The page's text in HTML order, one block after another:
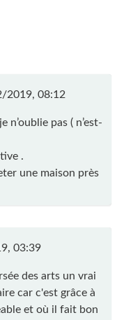
2019, 08:12
n’oublie pas ( n’est-
.
une maison près
03:39
des arts un vrai
car c'est grâce à
et où il fait bon